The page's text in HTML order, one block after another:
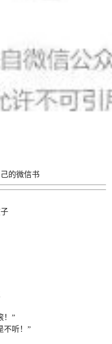
的微信书
！”
不听！”